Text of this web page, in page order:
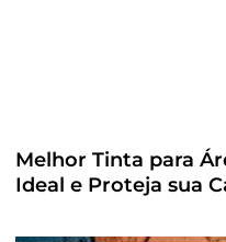
Melhor Tinta para
Ideal e Proteja sua